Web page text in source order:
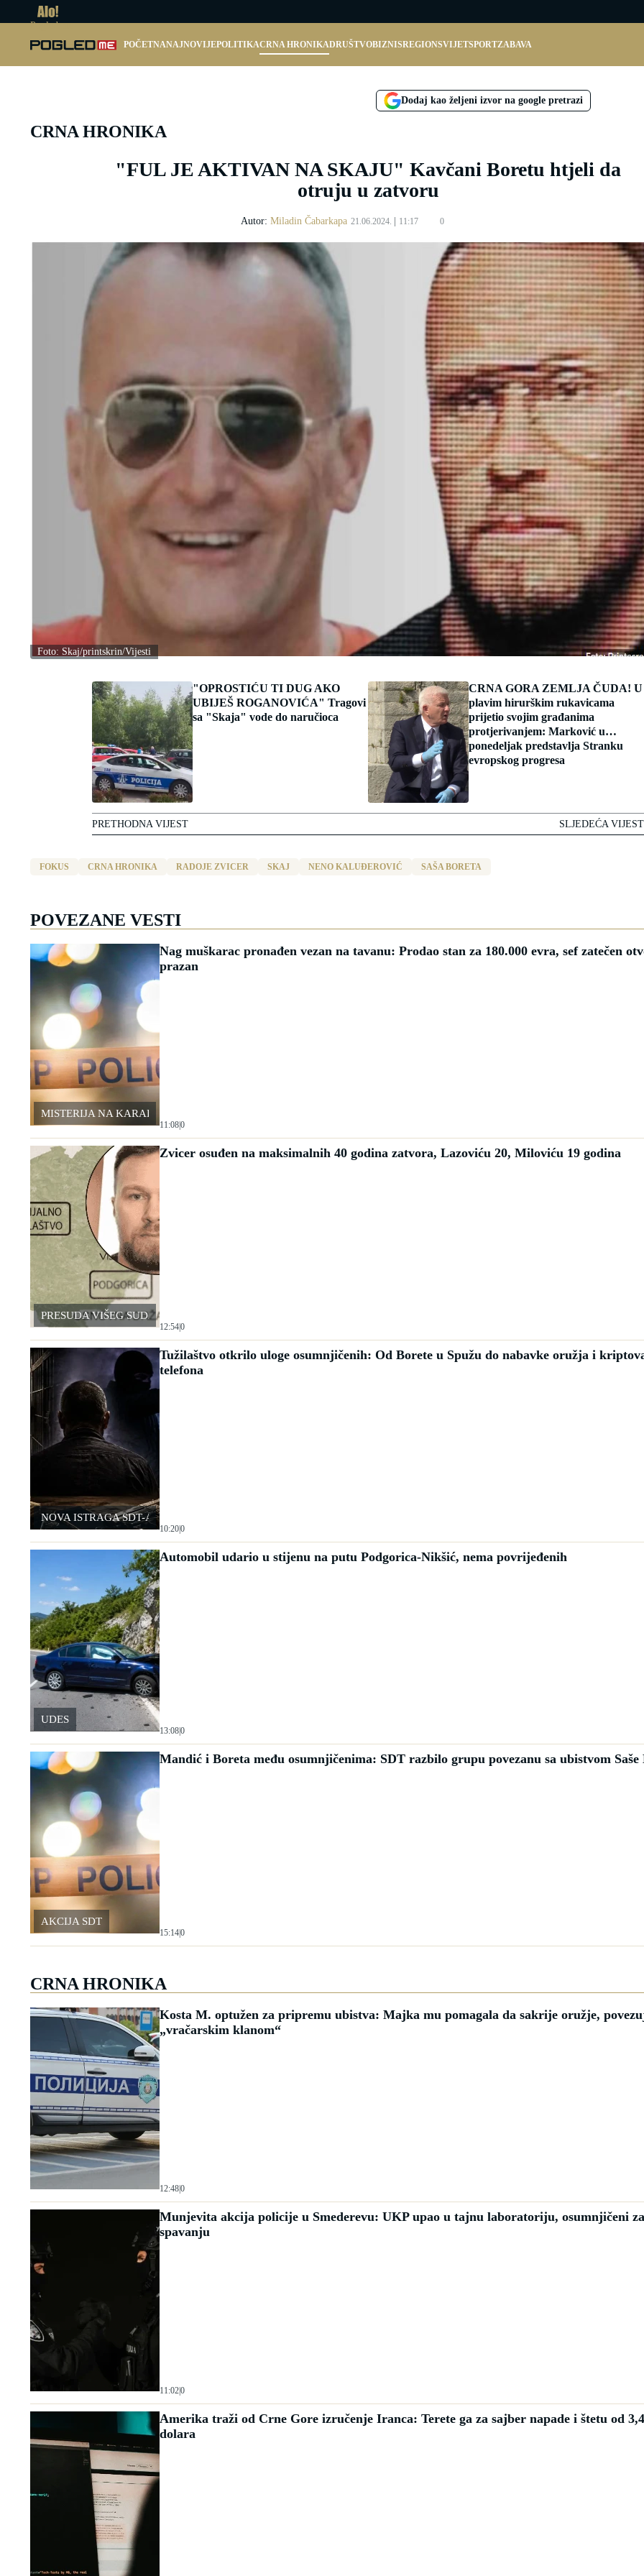
Pogled.me
POČETNANAJNOVIJEPOLITIKACRNA HRONIKADRUŠTVOBIZNISREGIONSVIJETSPORTZABAVA
Dodaj kao željeni izvor na google pretrazi
CRNA HRONIKA
"FUL JE AKTIVAN NA SKAJU" Kavčani Boretu htjeli da
otruju u zatvoru
Autor: Miladin Čabarkapa 21.06.2024. 11:17 0
Foto: Skaj/printskrin/Vijesti
"OPROSTIĆU TI DUG AKO
UBIJEŠ ROGANOVIĆA" Tragovi
sa "Skaja" vode do naručioca
PRETHODNA VIJEST
CRNA GORA ZEMLJA ČUDA! U
plavim hirurškim rukavicama
prijetio svojim građanima
protjerivanjem: Marković u
ponedeljak predstavlja Stranku
evropskog progresa
SLJEDEĆA VIJEST
FOKUS CRNA HRONIKA RADOJE ZVICER SKAJ NENO KALUĐEROVIĆ SAŠA BORETA
POVEZANE VESTI
MISTERIJA NA KARABURMI
Nag muškarac pronađen vezan na tavanu: Prodao stan za 180.000 evra, sef zatečen
prazan
11:080
PRESUDA VIŠEG SUDA
Zvicer osuđen na maksimalnih 40 godina zatvora, Lazoviću 20, Miloviću 19 godina
12:540
NOVA ISTRAGA SDT-A
Tužilaštvo otkrilo uloge osumnjičenih: Od Borete u Spužu do nabavke oružja i
telefona
10:200
UDES
Automobil udario u stijenu na putu Podgorica-Nikšić, nema povrijeđenih
13:080
AKCIJA SDT
Mandić i Boreta među osumnjičenima: SDT razbilo grupu povezanu sa ubistvom
15:140
CRNA HRONIKA
Kosta M. optužen za pripremu ubistva: Majka mu pomagala da sakrije oružje,
„vračarskim klanom“
12:480
Munjevita akcija policije u Smederevu: UKP upao u tajnu laboratoriju, osumnjičeni
spavanju
11:020
Amerika traži od Crne Gore izručenje Iranca: Terete ga za sajber napade i štetu od
dolara